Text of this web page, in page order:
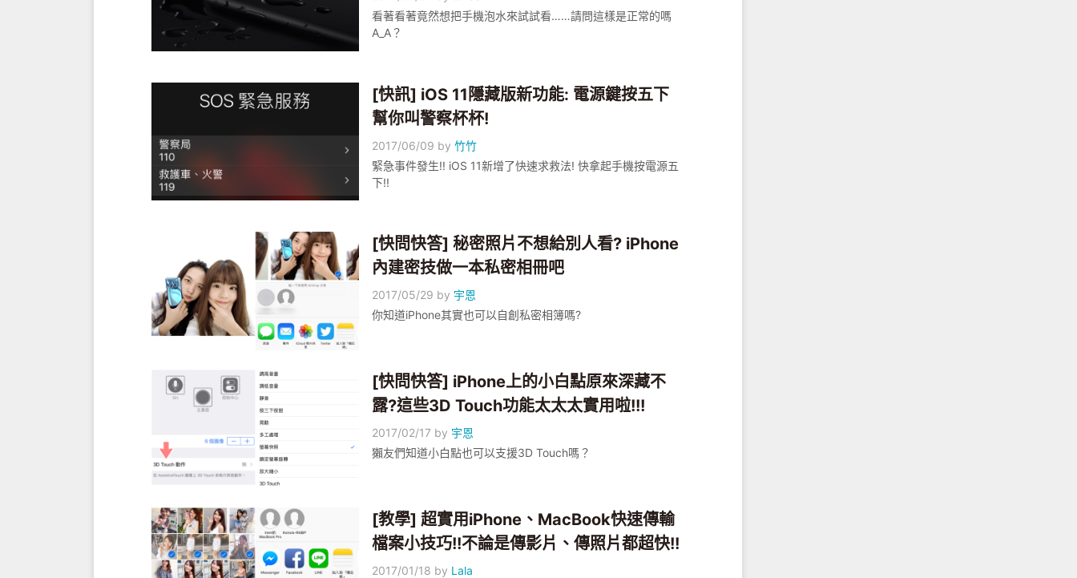
看著看著竟然想把手機泡水來試試看……請問這樣是正常的嗎
A_A？
[快訊] iOS 11隱藏版新功能: 電源鍵按五下
幫你叫警察杯杯!
2017/06/09 by竹竹
緊急事件發生!! iOS 11新增了快速求救法! 快拿起手機按電源五
下!!
[快問快答] 秘密照片不想給別人看? iPhone
內建密技做一本私密相冊吧
2017/05/29 by 宇恩
你知道iPhone其實也可以自創私密相簿嗎?
[快問快答] iPhone上的小白點原來深藏不
露?這些3D Touch功能太太太實用啦!!!
2017/02/17 by 宇恩
獺友們知道小白點也可以支援3D Touch嗎？
[教學] 超實用iPhone、MacBook快速傳輸
檔案小技巧!!不論是傳影片、傳照片都超快!!
2017/01/18 by Lala